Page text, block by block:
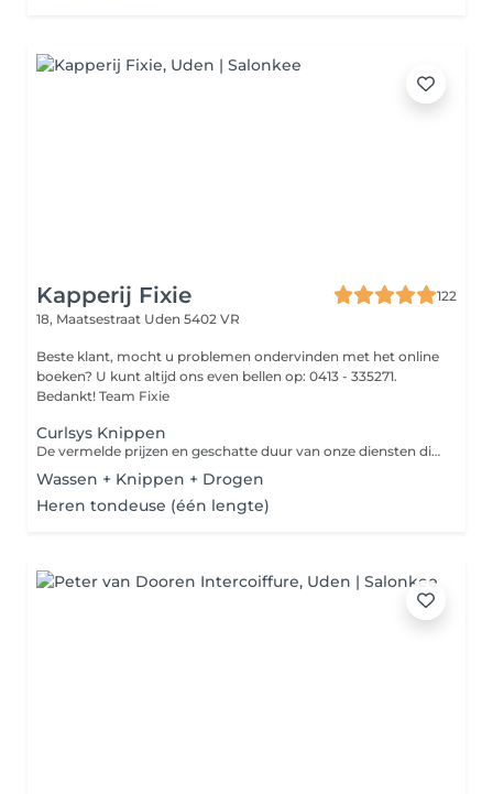
Kapperij Fixie
122
18, Maatsestraat Uden 5402 VR
Beste klant, mocht u problemen ondervinden met het online
boeken? U kunt altijd ons even bellen op: 0413 - 335271.
Bedankt! Team Fixie
Curlsys Knippen
De vermelde prijzen en geschatte duur van onze diensten dienen uitsluitend ter indicatie. Hoewel wij streven naar transparantie en nauwkeurigheid, kunnen deze afhankelijk zijn van individuele omstandigheden, aanvullende wensen of onvoorziene factoren. Voor een nauwkeurige inschatting raden wij aan vooraf contact met ons op te nemen. Hartelijk dank voor uw begrip! :)
Wassen + Knippen + Drogen
Heren tondeuse (één lengte)